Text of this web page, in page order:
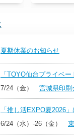
夏期休業のお知らせ
「TOYO仙台プライベ
7/24（金） 宮城県印刷
「推し活EXPO夏2026
6/24（水）-26（金）